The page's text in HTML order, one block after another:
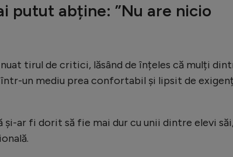
putut abține: ”Nu are nicio
tirul de critici, lăsând de înțeles că mulți
un mediu prea confortabil și lipsit de
și-ar fi dorit să fie mai dur cu unii dintre elevi săi,